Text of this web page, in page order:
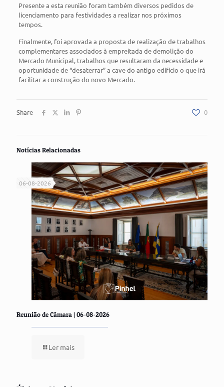
Presente a esta reunião foram também diversos pedidos de
licenciamento para festividades a realizar nos próximos
tempos.
Finalmente, foi aprovada a proposta de realização de trabalhos
complementares associados à empreitada de demolição do
Mercado Municipal, trabalhos que resultaram da necessidade e
oportunidade de “desaterrar” a cave do antigo edifício o que irá
facilitar a construção do novo Mercado.
Share 0
Notícias Relacionadas
06-08-2026
Reunião de Câmara | 06-08-2026
Ler mais